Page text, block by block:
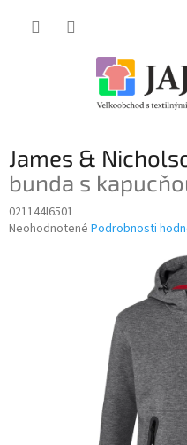
James &
bunda s
021144I6501
Priemerné
Neohodnotené Podrobnosti